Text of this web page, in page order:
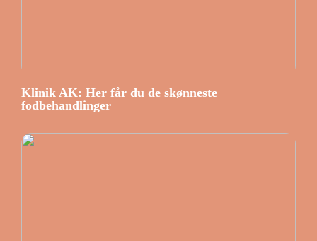
Klinik AK: Her får du de skønneste
fodbehandlinger